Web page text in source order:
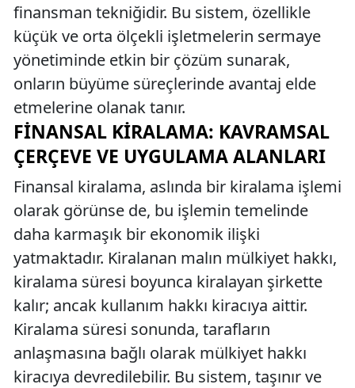
finansman tekniğidir. Bu sistem, özellikle
küçük ve orta ölçekli işletmelerin sermaye
yönetiminde etkin bir çözüm sunarak,
onların büyüme süreçlerinde avantaj elde
etmelerine olanak tanır.
FINANSAL KIRALAMA: KAVRAMSAL
ÇERÇEVE VE UYGULAMA ALANLARI
Finansal kiralama, aslında bir kiralama işlemi
olarak görünse de, bu işlemin temelinde
daha karmaşık bir ekonomik ilişki
yatmaktadır. Kiralanan malın mülkiyet hakkı,
kiralama süresi boyunca kiralayan şirkette
kalır; ancak kullanım hakkı kiracıya aittir.
Kiralama süresi sonunda, tarafların
anlaşmasına bağlı olarak mülkiyet hakkı
kiracıya devredilebilir. Bu sistem, taşınır ve